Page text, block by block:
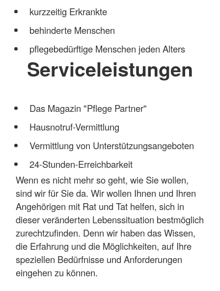
kurzzeitig Erkrankte
behinderte Menschen
pflegebedürftige Menschen jeden Alters
Serviceleistungen
Das Magazin "Pflege Partner"
Hausnotruf-Vermittlung
Vermittlung von Unterstützungsangeboten
24-Stunden-Erreichbarkeit
Wenn es nicht mehr so geht, wie Sie wollen,
sind wir für Sie da. Wir wollen Ihnen und Ihren
Angehörigen mit Rat und Tat helfen, sich in
dieser veränderten Lebenssituation bestmöglich
zurechtzufinden. Denn wir haben das Wissen,
die Erfahrung und die Möglichkeiten, auf Ihre
speziellen Bedürfnisse und Anforderungen
eingehen zu können.